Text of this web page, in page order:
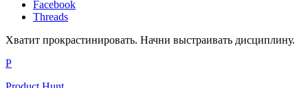
Facebook
Threads
Хватит прокрастинировать. Начни выстраивать дисциплину.
P